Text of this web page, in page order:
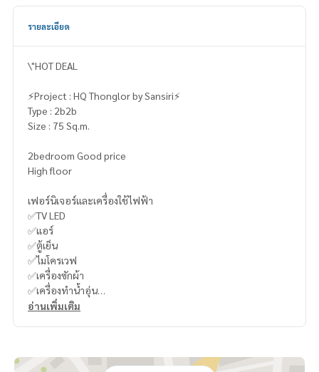
รายละเอียด
\"HOT DEAL
⚡️Project : HQ Thonglor by Sansiri⚡️
Type : 2b2b
Size : 75 Sq.m.
2bedroom Good price
High floor
เฟอร์นิเจอร์และเครื่องใช้ไฟฟ้า
✅TV LED
✅แอร์
✅ตู้เย็น
✅ไมโครเวฟ
✅เครื่องซักผ้า
✅เครื่องทำน้ำอุ่น
✅เตาไฟฟ้า
🔥Who is a real Thonglor people? If you live in Thonglor bu
อ่านเพิ่มเติม